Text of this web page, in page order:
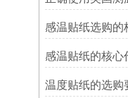
感温贴纸的核心
温度贴纸的选购